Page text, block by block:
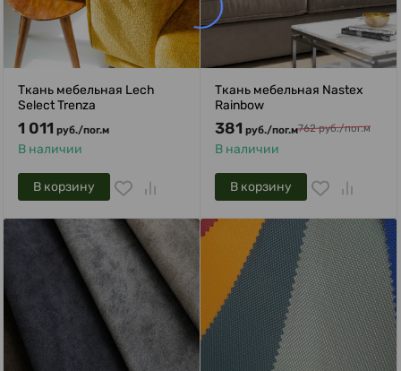
Ткань мебельная Lech
Select Trenza
1 011 руб./пог.м
В наличии
В корзину
Ткань мебельная Nastex
Rainbow
381 руб./пог.м762 руб./пог.м
В наличии
В корзину